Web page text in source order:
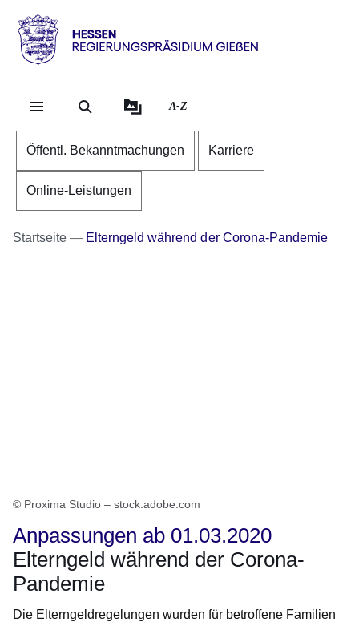
Direkt zum Kopf der
Direkt zum Inhalt
Direkt zum Fuß der
Hessen
RP
A-Z
Öffentl. Bekanntmachungen Karriere
Online-Leistungen
Startseite Elterngeld während der Corona-Pandemie
© Proxima Studio – stock.adobe.com
Anpassungen ab 01.03.2020
Elterngeld während der Corona-
Pandemie
Die Elterngeldregelungen wurden für betroffene Familien